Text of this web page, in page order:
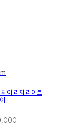
체어 라지 라이트